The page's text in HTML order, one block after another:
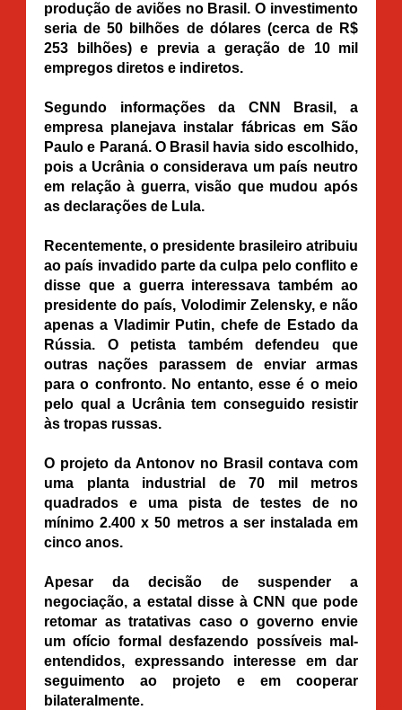
produção de aviões no Brasil. O investimento
seria de 50 bilhões de dólares (cerca de R$
253 bilhões) e previa a geração de 10 mil
empregos diretos e indiretos.
Segundo informações da CNN Brasil, a
empresa planejava instalar fábricas em São
Paulo e Paraná. O Brasil havia sido escolhido,
pois a Ucrânia o considerava um país neutro
em relação à guerra, visão que mudou após
as declarações de Lula.
Recentemente, o presidente brasileiro atribuiu
ao país invadido parte da culpa pelo conflito e
disse que a guerra interessava também ao
presidente do país, Volodimir Zelensky, e não
apenas a Vladimir Putin, chefe de Estado da
Rússia. O petista também defendeu que
outras nações parassem de enviar armas
para o confronto. No entanto, esse é o meio
pelo qual a Ucrânia tem conseguido resistir
às tropas russas.
O projeto da Antonov no Brasil contava com
uma planta industrial de 70 mil metros
quadrados e uma pista de testes de no
mínimo 2.400 x 50 metros a ser instalada em
cinco anos.
Apesar da decisão de suspender a
negociação, a estatal disse à CNN que pode
retomar as tratativas caso o governo envie
um ofício formal desfazendo possíveis mal-
entendidos, expressando interesse em dar
seguimento ao projeto e em cooperar
bilateralmente.